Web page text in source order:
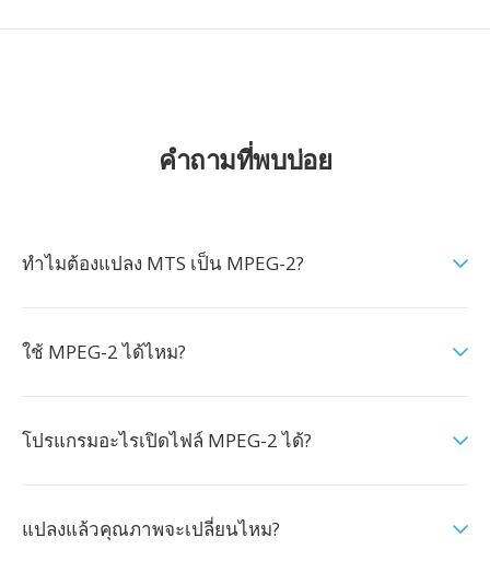
คำถามที่พบบ่อย
ทำไมต้องแปลง MTS เป็น MPEG-2?
ใช้ MPEG-2 ได้ไหม?
โปรแกรมอะไรเปิดไฟล์ MPEG-2 ได้?
แปลงแล้วคุณภาพจะเปลี่ยนไหม?